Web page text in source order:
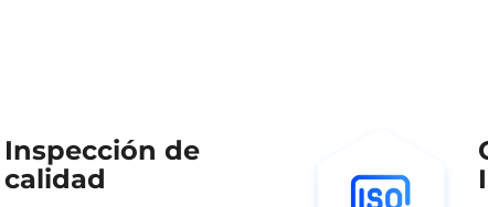
Inspección de
calidad